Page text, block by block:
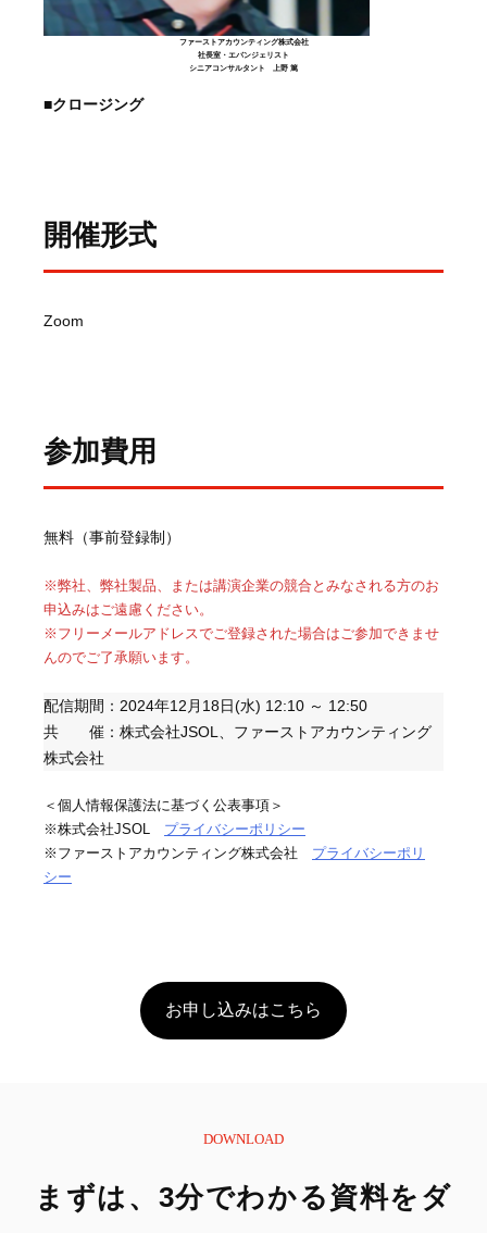
ファーストアカウンティング株式会社
社長室・エバンジェリスト
シニアコンサルタント 上野 篤
■クロージング
開催形式
Zoom
参加費用
無料（事前登録制）
※弊社、弊社製品、または講演企業の競合とみなされる方のお
申込みはご遠慮ください。
※フリーメールアドレスでご登録された場合はご参加できませ
んのでご了承願います。
配信期間：2024年12月18日(水) 12:10 ～ 12:50
共 催：株式会社JSOL、ファーストアカウンティング
株式会社
＜個人情報保護法に基づく公表事項＞
※株式会社JSOL プライバシーポリシー
※ファーストアカウンティング株式会社 プライバシーポリ
シー
お申し込みはこちら
DOWNLOAD
まずは、3分でわかる資料をダ